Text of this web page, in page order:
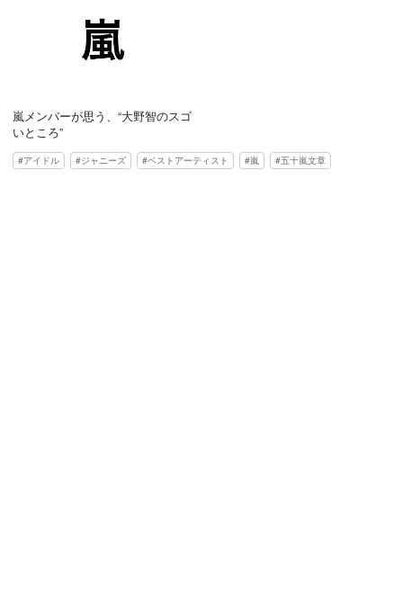
嵐メンバーが思う、“大野智のスゴ
いところ”
アイドル ジャニーズ ベストアーティスト 嵐 五十嵐文章